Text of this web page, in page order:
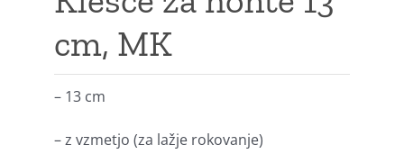
cm, MK
– 13 cm
– z vzmetjo (za lažje rokovanje)